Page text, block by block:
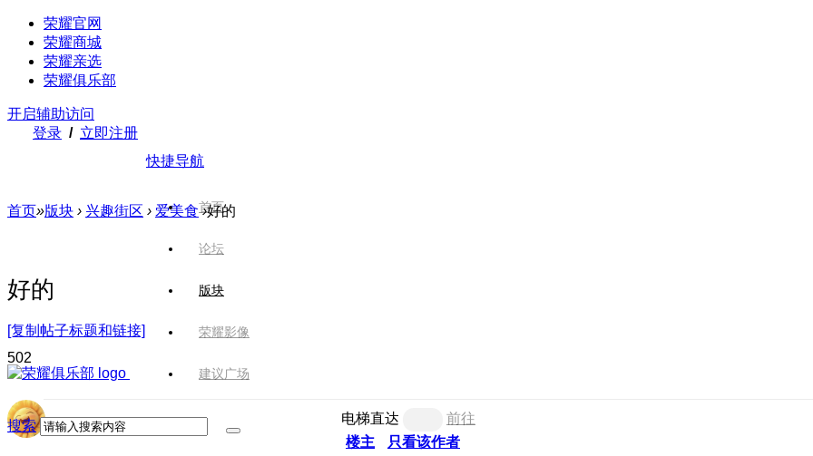
荣耀官网
荣耀商城
荣耀亲选
荣耀俱乐部
开启辅助访问
登录 / 立即注册
快捷导航
首页
论坛
版块
荣耀影像
建议广场
搜索
首页»版块 › 兴趣街区 › 爱美食 ›好的
好的
[复制帖子标题和链接]
502
电梯直达
前往
楼主
只看该作者